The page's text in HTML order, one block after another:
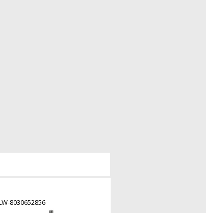
8030652856